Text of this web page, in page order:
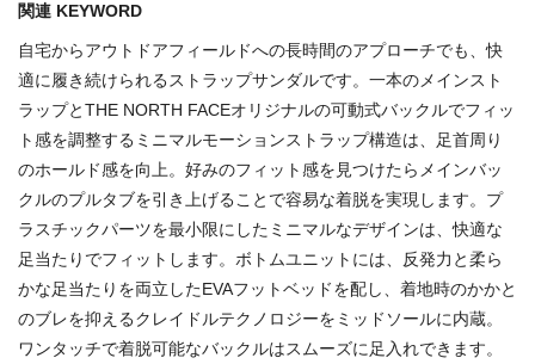
関連 KEYWORD
自宅からアウトドアフィールドへの長時間のアプローチでも、快
適に履き続けられるストラップサンダルです。一本のメインスト
ラップとTHE NORTH FACEオリジナルの可動式バックルでフィッ
ト感を調整するミニマルモーションストラップ構造は、足首周り
のホールド感を向上。好みのフィット感を見つけたらメインバッ
クルのプルタブを引き上げることで容易な着脱を実現します。プ
ラスチックパーツを最小限にしたミニマルなデザインは、快適な
足当たりでフィットします。ボトムユニットには、反発力と柔ら
かな足当たりを両立したEVAフットベッドを配し、着地時のかかと
のブレを抑えるクレイドルテクノロジーをミッドソールに内蔵。
ワンタッチで着脱可能なバックルはスムーズに足入れできます。